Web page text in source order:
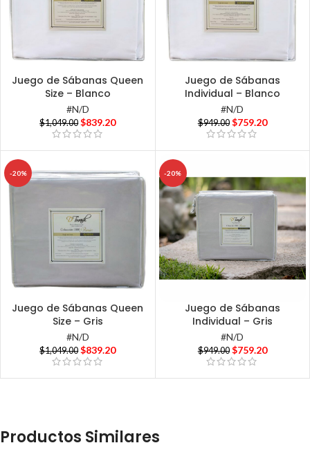
Juego de Sábanas Queen
Size – Blanco
#N/D
$1,049.00 $839.20
Juego de Sábanas
Individual – Blanco
#N/D
$949.00 $759.20
-20%
Juego de Sábanas Queen
Size – Gris
#N/D
$1,049.00 $839.20
-20%
Juego de Sábanas
Individual – Gris
#N/D
$949.00 $759.20
Productos Similares